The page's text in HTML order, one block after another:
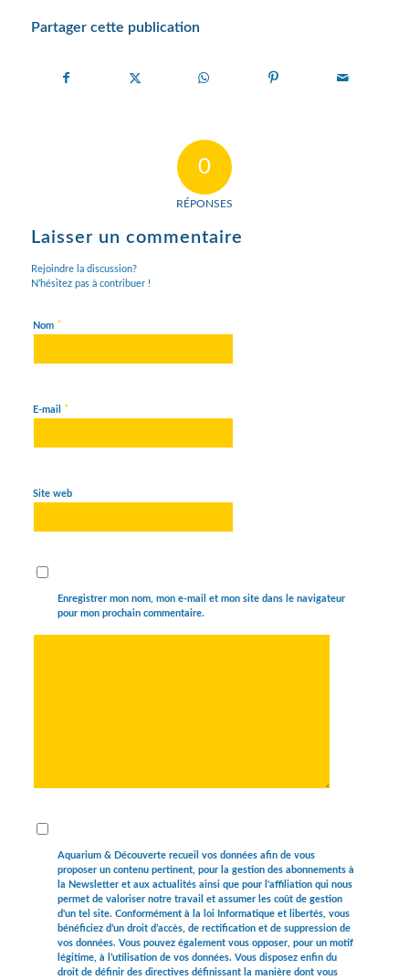
Partager cette publication
0
RÉPONSES
Laisser un commentaire
Rejoindre la discussion?
N’hésitez pas à contribuer !
Nom *
E-mail *
Site web
Enregistrer mon nom, mon e-mail et mon site dans le navigateur
pour mon prochain commentaire.
Aquarium & Découverte recueil vos données afin de vous
proposer un contenu pertinent, pour la gestion des abonnements à
la Newsletter et aux actualités ainsi que pour l'affiliation qui nous
permet de valoriser notre travail et assumer les coût de gestion
d'un tel site. Conformément à la loi Informatique et libertés, vous
bénéficiez d’un droit d’accès, de rectification et de suppression de
vos données. Vous pouvez également vous opposer, pour un motif
légitime, à l’utilisation de vos données. Vous disposez enfin du
droit de définir des directives définissant la manière dont vous